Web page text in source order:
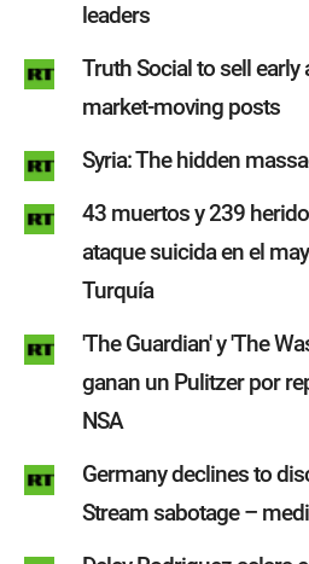
leaders
Truth Social to sell early
market-moving posts
Syria: The hidden
43 muertos y 239
ataque suicida en el
Turquía
'The Guardian' y 'The
ganan un Pulitzer por
NSA
Germany declines to
Stream sabotage –